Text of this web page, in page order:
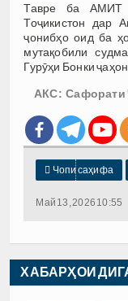
Тавре ба АМИТ
Тоҷикистон дар
ҷонибҳо оид ба
мутақобили
Гурӯҳи Бонки
АКС: Сафорати
 Чопи саҳифа
Май 13, 2026 10:55
ХАБАРҲОИ